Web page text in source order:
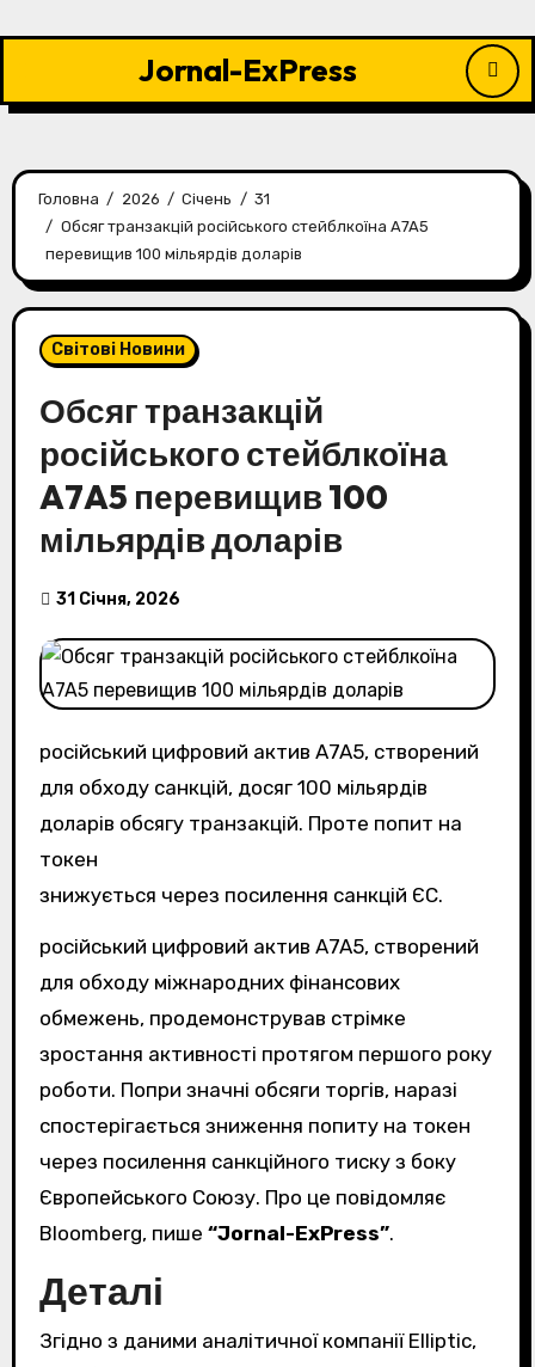
Jornal-ExPress
Головна 2026 Січень
31
Обсяг транзакцій російського стейблкоїна A7A5
перевищив 100 мільярдів доларів
Світові Новини
Обсяг транзакцій
російського стейблкоїна
A7A5 перевищив 100
мільярдів доларів
31 Січня, 2026
російський цифровий актив A7A5, створений
для обходу санкцій, досяг 100 мільярдів
доларів обсягу транзакцій. Проте попит на
токен
знижується через посилення санкцій ЄС.
російський цифровий актив A7A5, створений
для обходу міжнародних фінансових
обмежень, продемонстрував стрімке
зростання активності протягом першого року
роботи. Попри значні обсяги торгів, наразі
спостерігається зниження попиту на токен
через посилення санкційного тиску з боку
Європейського Союзу. Про це повідомляє
Bloomberg, пише “Jornal-ExPress”.
Деталі
Згідно з даними аналітичної компанії Elliptic,